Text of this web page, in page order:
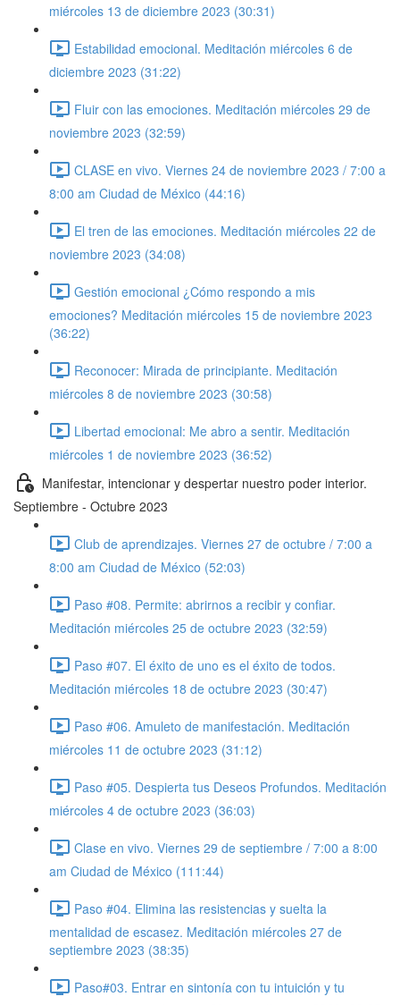
miércoles 13 de diciembre 2023 (30:31)
Estabilidad emocional. Meditación miércoles 6 de
diciembre 2023 (31:22)
Fluir con las emociones. Meditación miércoles 29 de
noviembre 2023 (32:59)
CLASE en vivo. Viernes 24 de noviembre 2023 / 7:00 a
8:00 am Ciudad de México (44:16)
El tren de las emociones. Meditación miércoles 22 de
noviembre 2023 (34:08)
Gestión emocional ¿Cómo respondo a mis
emociones? Meditación miércoles 15 de noviembre 2023
(36:22)
Reconocer: Mirada de principiante. Meditación
miércoles 8 de noviembre 2023 (30:58)
Libertad emocional: Me abro a sentir. Meditación
miércoles 1 de noviembre 2023 (36:52)
Manifestar, intencionar y despertar nuestro poder interior.
Septiembre - Octubre 2023
Club de aprendizajes. Viernes 27 de octubre / 7:00 a
8:00 am Ciudad de México (52:03)
Paso #08. Permite: abrirnos a recibir y confiar.
Meditación miércoles 25 de octubre 2023 (32:59)
Paso #07. El éxito de uno es el éxito de todos.
Meditación miércoles 18 de octubre 2023 (30:47)
Paso #06. Amuleto de manifestación. Meditación
miércoles 11 de octubre 2023 (31:12)
Paso #05. Despierta tus Deseos Profundos. Meditación
miércoles 4 de octubre 2023 (36:03)
Clase en vivo. Viernes 29 de septiembre / 7:00 a 8:00
am Ciudad de México (111:44)
Paso #04. Elimina las resistencias y suelta la
mentalidad de escasez. Meditación miércoles 27 de
septiembre 2023 (38:35)
Paso#03. Entrar en sintonía con tu intuición y tu